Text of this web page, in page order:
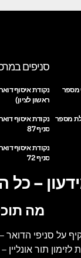
מספר
מספר
סניפים
ראשון לציון)
נקודת איסוף
סניף 87
נקודת איסוף
סניף 72
–
מה
על סניפי הדואר–
לזימון תור אונליין